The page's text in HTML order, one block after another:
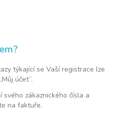
týkající se Vaší registrace lze
účet“.
zákaznického čísla a
na faktuře.